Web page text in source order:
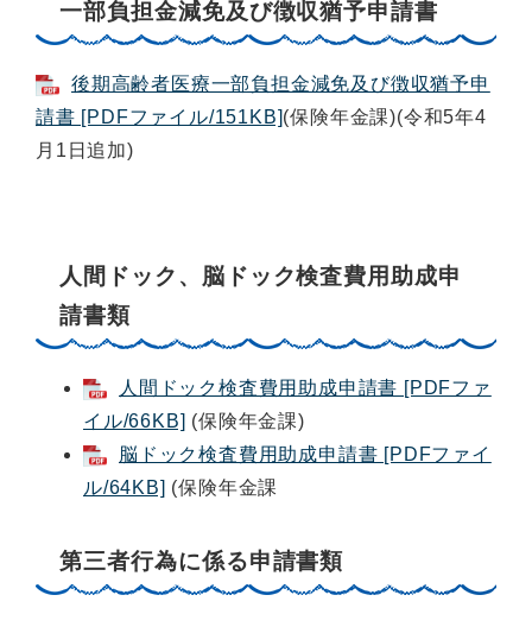
一部負担金減免及び徴収猶予申請書
後期高齢者医療一部負担金減免及び徴収猶予申
請書 [PDFファイル/151KB](保険年金課)(令和5年4
月1日追加)
人間ドック、脳ドック検査費用助成申
請書類
人間ドック検査費用助成申請書 [PDFファ
イル/66KB] (保険年金課)
脳ドック検査費用助成申請書 [PDFファイ
ル/64KB] (保険年金課
第三者行為に係る申請書類